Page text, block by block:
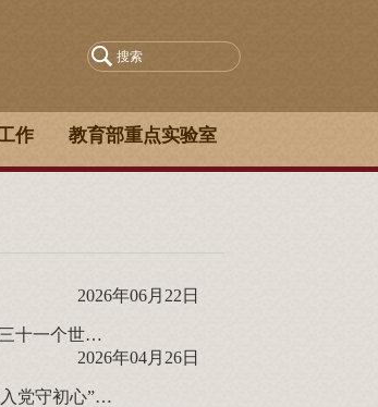
作 教育部重点实验室
2026年06月22日
世界读书日｜书海寻真悟真理·笃行不怠守初心！文信学院各研究生党支部开展第三十一个世界读书日系列活动
2026年04月26日
上海大学文化遗产与信息管理学院本科生党支部开展“以安全教育铸党性，以规范入党守初心”主题组织生活会